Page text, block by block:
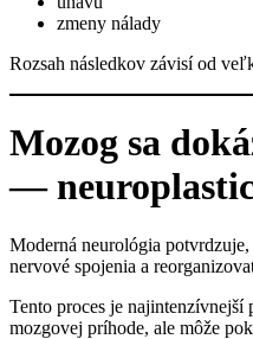
zmeny nálady
Rozsah následkov závisí od
Mozog sa
—
Moderná neurológia
nervové spojenia a
Tento proces je najintenzívnejší
mozgovej príhode, ale môže